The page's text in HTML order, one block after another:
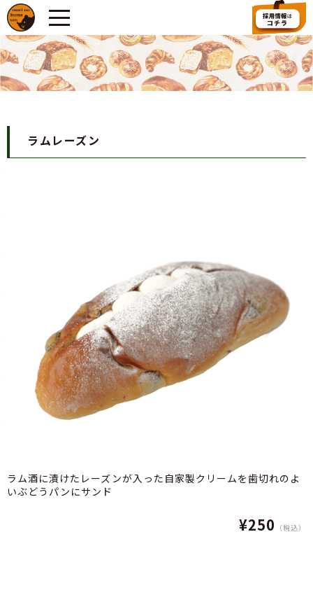
ラムレーズン
ラム酒に漬けたレーズンが入った自家製クリームを歯切れのよ
いぶどうパンにサンド
¥250 （税込）